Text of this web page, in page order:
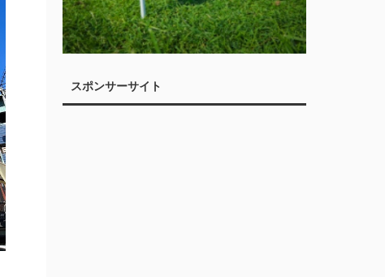
スポンサーサイト